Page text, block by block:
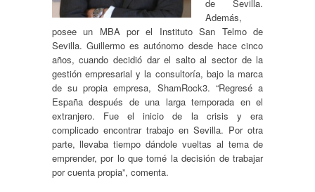
de Sevilla.
Además,
posee un MBA por el Instituto San Telmo de
Sevilla. Guillermo es autónomo desde hace cinco
años, cuando decidió dar el salto al sector de la
gestión empresarial y la consultoría, bajo la marca
de su propia empresa, ShamRock3. “Regresé a
España después de una larga temporada en el
extranjero. Fue el inicio de la crisis y era
complicado encontrar trabajo en Sevilla. Por otra
parte, llevaba tiempo dándole vueltas al tema de
emprender, por lo que tomé la decisión de trabajar
por cuenta propia”, comenta.